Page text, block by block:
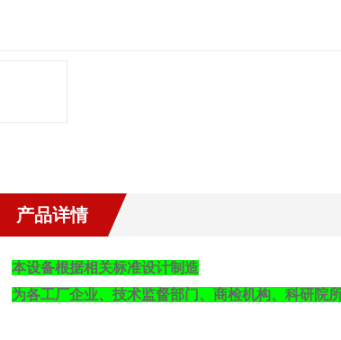
产品详情
本设备根据相关标准设计制造
为各工厂企业、技术监督部门、商检机构、科研院